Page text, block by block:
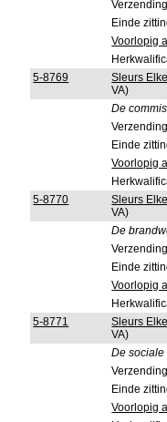
Einde
Voorlopig
5-8769
Sleurs Elke
VA)
De
Einde
Voorlopig
5-8770
Sleurs Elke
VA)
De
Einde
Voorlopig
5-8771
Sleurs Elke
VA)
De sociale
Einde
Voorlopig